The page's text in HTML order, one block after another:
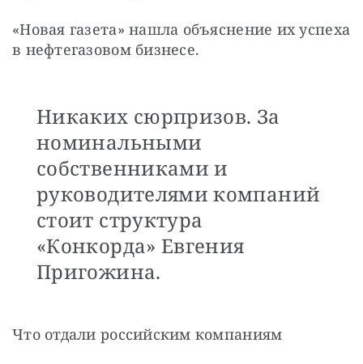
«Новая газета» нашла объяснение их успеха
в нефтегазовом бизнесе.
Никаких сюрпризов. За
номинальными
собственниками и
руководителями компаний
стоит структура
«Конкорда» Евгения
Пригожина.
Что отдали российским компаниям